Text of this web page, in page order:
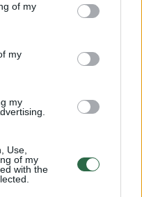
of my
my
my
Use,
of my
with the
suteikia aktoriui
personažui.
Giedriui Gailiui,
aistringi žvejai
tai kalbėjome.
ir
vaidmens atlikėjos